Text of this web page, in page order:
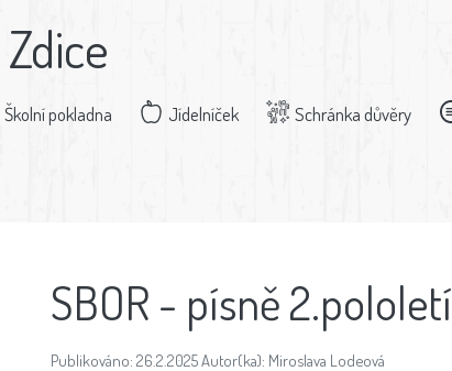
Školní pokladna Jídelníček Schránka důvěry
SBOR - písně 2.pololetí
Publikováno: 26.2.2025 Autor(ka): Miroslava Lodeová